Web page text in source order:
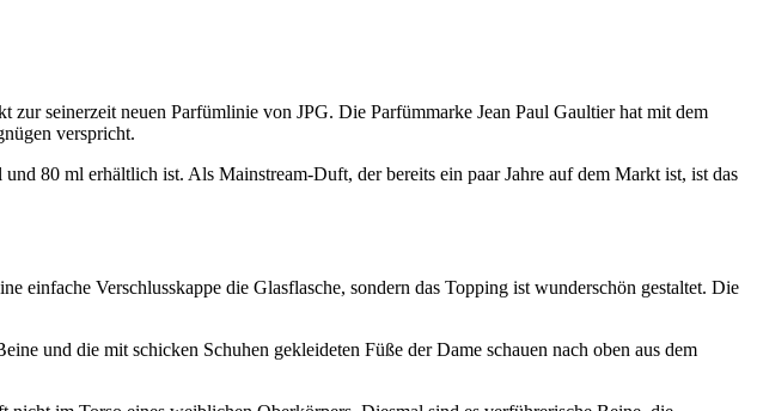
seinerzeit neuen Parfümlinie von JPG. Die Parfümmarke Jean Paul Gaultier hat mit dem
verspricht.
80 ml erhältlich ist. Als Mainstream-Duft, der bereits ein paar Jahre auf dem Markt ist, ist das
Verschlusskappe die Glasflasche, sondern das Topping ist wunderschön gestaltet. Die
und die mit schicken Schuhen gekleideten Füße der Dame schauen nach oben aus dem